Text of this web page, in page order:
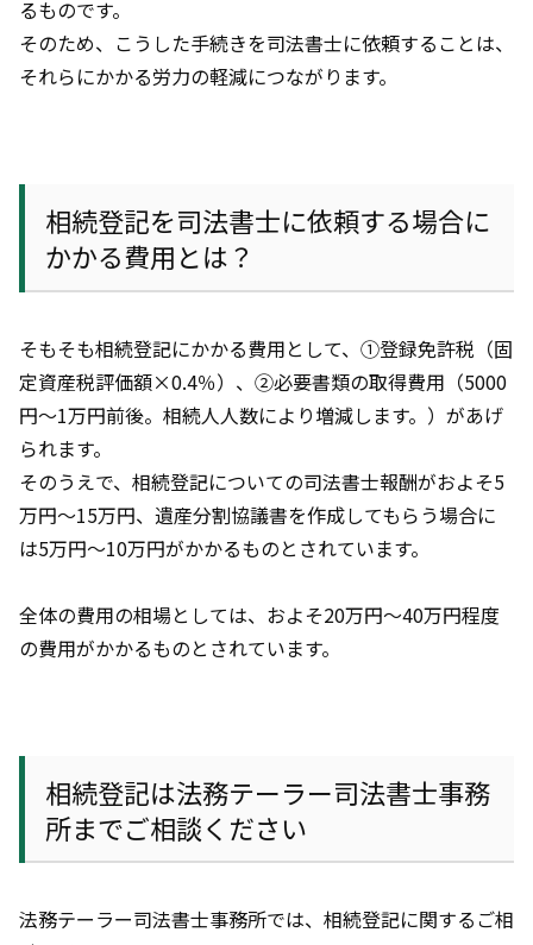
るものです。
そのため、こうした手続きを司法書士に依頼することは、
それらにかかる労力の軽減につながります。
相続登記を司法書士に依頼する場合に
かかる費用とは？
そもそも相続登記にかかる費用として、①登録免許税（固
定資産税評価額×0.4％）、②必要書類の取得費用（5000
円～1万円前後。相続人人数により増減します。）があげ
られます。
そのうえで、相続登記についての司法書士報酬がおよそ5
万円～15万円、遺産分割協議書を作成してもらう場合に
は5万円～10万円がかかるものとされています。
全体の費用の相場としては、およそ20万円～40万円程度
の費用がかかるものとされています。
相続登記は法務テーラー司法書士事務
所までご相談ください
法務テーラー司法書士事務所では、相続登記に関するご相